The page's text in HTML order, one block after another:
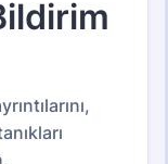
Formları